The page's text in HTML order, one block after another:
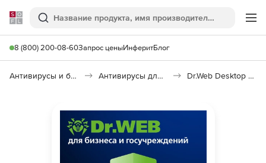
Softline
Поиск
8 (800) 200-08-60Запрос ценыИнферитБлог
Антивирусы и безопасность Антивирусы для организаций Dr.Web Desktop Security Suite